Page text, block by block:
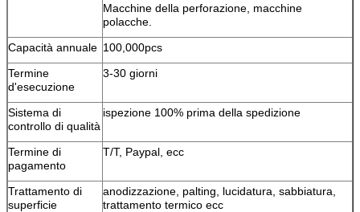
Macchine della perforazione, macchine
polacche.
Capacità annuale 100,000pcs
Termine
d'esecuzione
3-30 giorni
Sistema di
controllo di qualità
ispezione 100% prima della spedizione
Termine di
pagamento
T/T, Paypal, ecc
Trattamento di
superficie
anodizzazione, palting, lucidatura, sabbiatura,
trattamento termico ecc